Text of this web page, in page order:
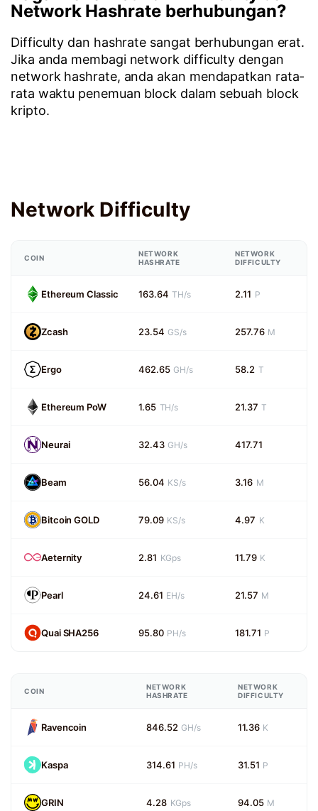
Network Hashrate berhubungan?
Difficulty dan hashrate sangat berhubungan erat.
Jika anda membagi network difficulty dengan
network hashrate, anda akan mendapatkan rata-
rata waktu penemuan block dalam sebuah block
kripto.
Network Difficulty
COIN
NETWORK
HASHRATE
NETWORK
DIFFICULTY
Ethereum Classic 163.64 TH/s 2.11 P
Zcash 23.54 GS/s 257.76 M
Ergo 462.65 GH/s 58.2 T
Ethereum PoW 1.65 TH/s 21.37 T
Neurai 32.43 GH/s 417.71
Beam 56.04 KS/s 3.16 M
Bitcoin GOLD 79.09 KS/s 4.97 K
Aeternity 2.81 KGps 11.79 K
Pearl 24.61 EH/s 21.57 M
Quai SHA256 95.80 PH/s 181.71 P
COIN
NETWORK
HASHRATE
NETWORK
DIFFICULTY
Ravencoin 846.52 GH/s 11.36 K
Kaspa 314.61 PH/s 31.51 P
GRIN 4.28 KGps 94.05 M